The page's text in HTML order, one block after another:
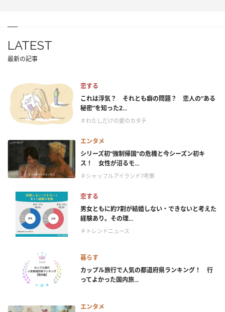
LATEST
最新の記事
恋する
これは浮気？ それとも癖の問題？ 恋人の“ある
秘密”を知った2...
＃わたしだけの愛のカタチ
エンタメ
シリーズ初“強制帰国”の危機と今シーズン初キ
ス！ 女性が沼るモ...
＃シャッフルアイランド7考察
恋する
男女ともに約7割が結婚しない・できないと考えた
経験あり。その理...
＃トレンドニュース
暮らす
カップル旅行で人気の都道府県ランキング！ 行
ってよかった国内旅...
エンタメ